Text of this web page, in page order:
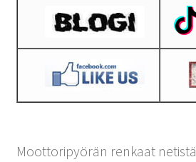
Moottoripyörän renkaat netistä